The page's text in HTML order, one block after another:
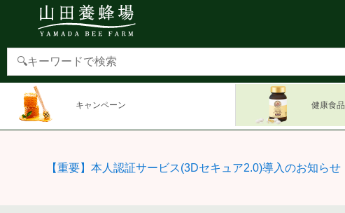
キャンペーン 健康食品
【重要】本人認証サービス(3Dセキュア2.0)導入のお知らせ